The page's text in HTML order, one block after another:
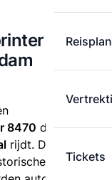
Tickets
8470
8470 dievan
rijdt. Deze